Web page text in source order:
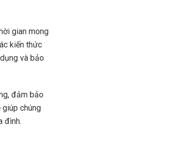
gian mong
kiến thức
và bảo
đảm bảo
giúp chúng
đình.